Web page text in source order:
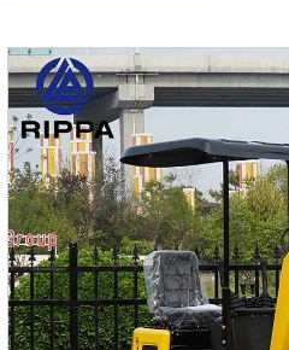
различных тяжелых операций.